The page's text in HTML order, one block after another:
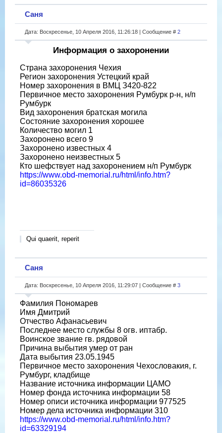
Саня
Дата: Воскресенье, 10 Апреля 2016, 11:26:18 | Сообщение # 2
Информация о захоронении
Страна захоронения Чехия
Регион захоронения Устецкий край
Номер захоронения в ВМЦ З420-822
Первичное место захоронения Румбурк р-н, н/п
Румбурк
Вид захоронения братская могила
Состояние захоронения хорошее
Количество могил 1
Захоронено всего 9
Захоронено известных 4
Захоронено неизвестных 5
Кто шефствует над захоронением н/п Румбурк
https://www.obd-memorial.ru/html/info.htm?
id=86035326
Qui quaerit, reperit
Саня
Дата: Воскресенье, 10 Апреля 2016, 11:29:07 | Сообщение # 3
Фамилия Пономарев
Имя Дмитрий
Отчество Афанасьевич
Последнее место службы 8 огв. иптабр.
Воинское звание гв. рядовой
Причина выбытия умер от ран
Дата выбытия 23.05.1945
Первичное место захоронения Чехословакия, г.
Румбург, кладбище
Название источника информации ЦАМО
Номер фонда источника информации 58
Номер описи источника информации 977525
Номер дела источника информации 310
https://www.obd-memorial.ru/html/info.htm?
id=63329194